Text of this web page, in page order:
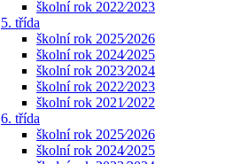
školní rok 2022⁄2023
5. třída
školní rok 2025⁄2026
školní rok 2024⁄2025
školní rok 2023⁄2024
školní rok 2022⁄2023
školní rok 2021⁄2022
6. třída
školní rok 2025⁄2026
školní rok 2024⁄2025